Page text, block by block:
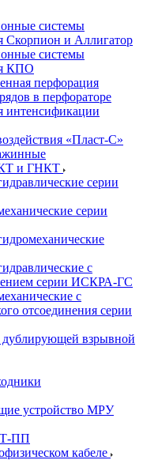
системы
Скорпион и Аллигатор
системы
КПО
перфорация
в перфораторе
интенсификации
«Пласт-С»
и ГНКТ
серии
серии
с
серии ИСКРА-ГС
с
отсоединения серии
взрывной
устройство МРУ
ПП
кабеле